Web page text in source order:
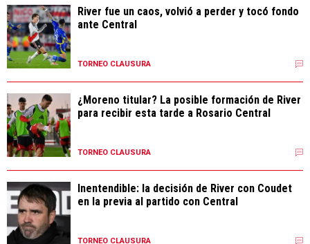
River fue un caos, volvió a perder y tocó fondo
ante Central
TORNEO CLAUSURA
¿Moreno titular? La posible formación de River
para recibir esta tarde a Rosario Central
TORNEO CLAUSURA
Inentendible: la decisión de River con Coudet
en la previa al partido con Central
TORNEO CLAUSURA